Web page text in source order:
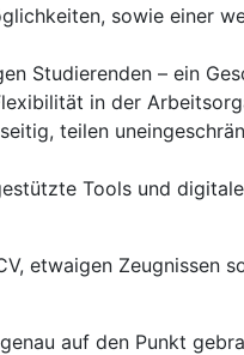
sowie einer
Studierenden – ein
in der
teilen
Tools und
etwaigen Zeugnissen
auf den Punkt